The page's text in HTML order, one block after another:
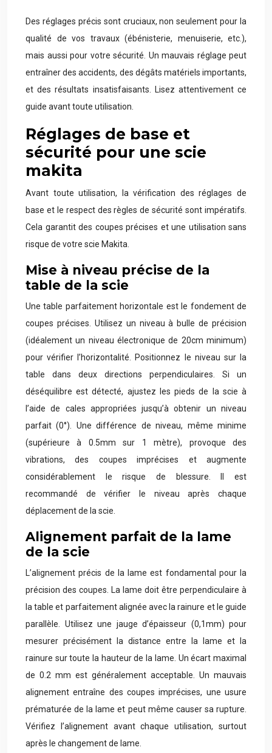
Des réglages précis sont cruciaux, non seulement pour la
qualité de vos travaux (ébénisterie, menuiserie, etc.),
mais aussi pour votre sécurité. Un mauvais réglage peut
entraîner des accidents, des dégâts matériels importants,
et des résultats insatisfaisants. Lisez attentivement ce
guide avant toute utilisation.
Réglages de base et
sécurité pour une scie
makita
Avant toute utilisation, la vérification des réglages de
base et le respect des règles de sécurité sont impératifs.
Cela garantit des coupes précises et une utilisation sans
risque de votre scie Makita.
Mise à niveau précise de la
table de la scie
Une table parfaitement horizontale est le fondement de
coupes précises. Utilisez un niveau à bulle de précision
(idéalement un niveau électronique de 20cm minimum)
pour vérifier l’horizontalité. Positionnez le niveau sur la
table dans deux directions perpendiculaires. Si un
déséquilibre est détecté, ajustez les pieds de la scie à
l’aide de cales appropriées jusqu’à obtenir un niveau
parfait (0°). Une différence de niveau, même minime
(supérieure à 0.5mm sur 1 mètre), provoque des
vibrations, des coupes imprécises et augmente
considérablement le risque de blessure. Il est
recommandé de vérifier le niveau après chaque
déplacement de la scie.
Alignement parfait de la lame
de la scie
L’alignement précis de la lame est fondamental pour la
précision des coupes. La lame doit être perpendiculaire à
la table et parfaitement alignée avec la rainure et le guide
parallèle. Utilisez une jauge d’épaisseur (0,1mm) pour
mesurer précisément la distance entre la lame et la
rainure sur toute la hauteur de la lame. Un écart maximal
de 0.2 mm est généralement acceptable. Un mauvais
alignement entraîne des coupes imprécises, une usure
prématurée de la lame et peut même causer sa rupture.
Vérifiez l’alignement avant chaque utilisation, surtout
après le changement de lame.